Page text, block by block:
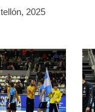
2025